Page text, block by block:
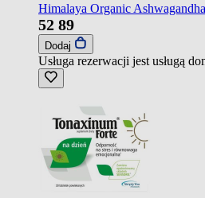
Himalaya Organic
52 89
Dodaj
Usługa rezerwacji jest usługą